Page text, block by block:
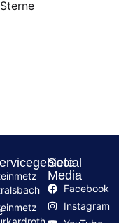
Social
Media
Facebook
Instagram